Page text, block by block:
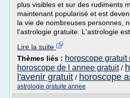
plus visibles et sur des rudiments
maintenant popularisé et est
la vie de nombreuses personnes,
l'astrologie gratuite. L'astrologie est
Lire la suite
Thèmes liés : horoscope gratuit
horoscope de l annee gratuit/
l'avenir gratuit / horoscope
astrologie gratuite annee